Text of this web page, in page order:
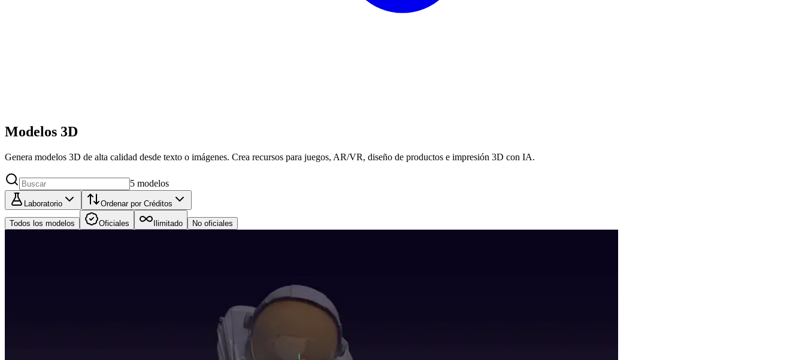
Modelos 3D
Genera modelos 3D de alta calidad desde texto o imágenes. Crea recursos para juegos, AR/VR, diseño de productos e impresión 3D con IA.
5 modelos
Laboratorio Ordenar por Créditos
Todos los modelos Oficiales Ilimitado No oficiales